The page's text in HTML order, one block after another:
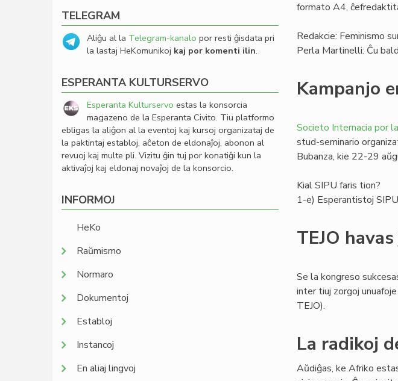
formato A4,
Redakcie: Feminismo
Perla Martinelli: Ĉu
Kampanjo
Societo Internacia por
stud-seminario
Bubanza, kie 22-29
Kial SIPU faris tion?
1-e) Esperantistoj
TEJO
Se la kongreso
inter tiuj zorgoj
TEJO).
La radikoj
Aŭdiĝas, ke Afriko
TELEGRAM
Aliĝu al la Telegram-kanalo por resti ĝisdata pri
la lastaj HeKomunikoj kaj por komenti ilin.
ESPERANTA KULTURSERVO
Esperanta Kulturservo estas la konsorcia
magazeno de la Esperanta Civito. Tiu platformo
ebligas la aliĝon al la eventoj kaj kursoj organizataj de
la paktintaj establoj, aĉeton de eldonaĵoj, abonon al
revuoj kaj multe pli. Vizitu ĝin tuj por konatiĝi kun la
aktivaĵoj kaj eldonaj novaĵoj de la konsorcio.
INFORMOJ
HeKo
Raŭmismo
Normaro
Dokumentoj
Establoj
Instancoj
En aliaj lingvoj